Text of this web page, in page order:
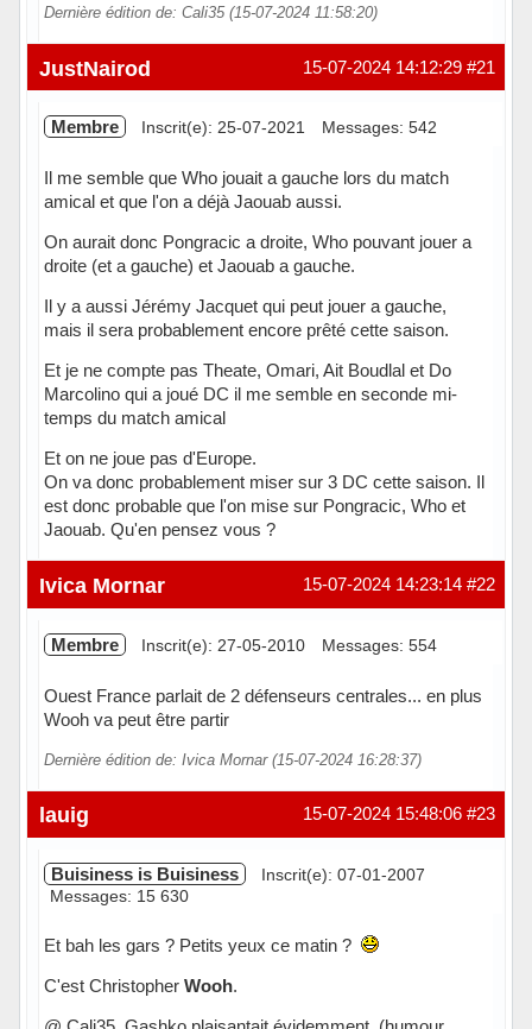
Dernière édition de: Cali35 (15-07-2024 11:58:20)
Hors ligne #21
15-07-2024 14:12:29
JustNairod
Membre Inscrit(e): 25-07-2021 Messages: 542
Il me semble que Who jouait a gauche lors du match
amical et que l'on a déjà Jaouab aussi.
On aurait donc Pongracic a droite, Who pouvant jouer a
droite (et a gauche) et Jaouab a gauche.
Il y a aussi Jérémy Jacquet qui peut jouer a gauche,
mais il sera probablement encore prêté cette saison.
Et je ne compte pas Theate, Omari, Ait Boudlal et Do
Marcolino qui a joué DC il me semble en seconde mi-
temps du match amical
Et on ne joue pas d'Europe.
On va donc probablement miser sur 3 DC cette saison. Il
est donc probable que l'on mise sur Pongracic, Who et
Jaouab. Qu'en pensez vous ?
Hors ligne #22
15-07-2024 14:23:14
Ivica Mornar
Membre Inscrit(e): 27-05-2010 Messages: 554
Ouest France parlait de 2 défenseurs centrales... en plus
Wooh va peut être partir
Dernière édition de: Ivica Mornar (15-07-2024 16:28:37)
Hors ligne #23
15-07-2024 15:48:06
lauig
Buisiness is Buisiness
Inscrit(e): 07-01-2007
Messages: 15 630
Et bah les gars ? Petits yeux ce matin ?
C'est Christopher Wooh.